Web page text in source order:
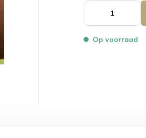
Op voorraad